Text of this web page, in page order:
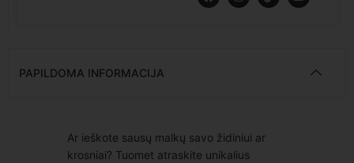
PAPILDOMA INFORMACIJA
Ar ieškote sausų malkų savo židiniui ar
krosniai? Tuomet atraskite unikalius